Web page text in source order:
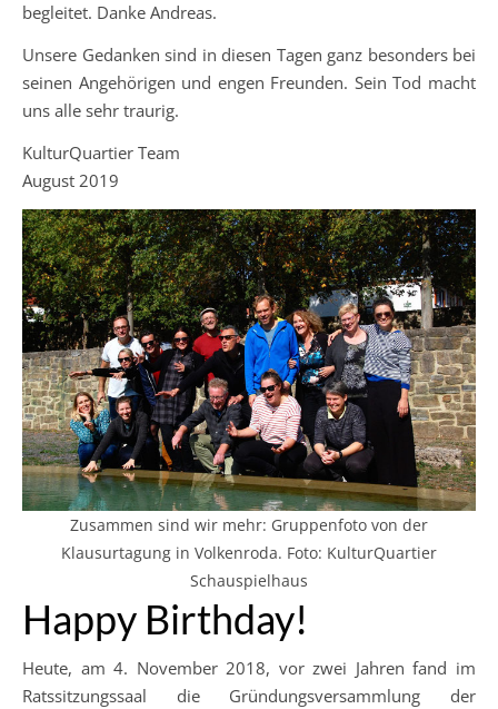
begleitet. Danke Andreas.
Unsere Gedanken sind in diesen Tagen ganz besonders bei
seinen Angehörigen und engen Freunden. Sein Tod macht
uns alle sehr traurig.
KulturQuartier Team
August 2019
Zusammen sind wir mehr: Gruppenfoto von der
Klausurtagung in Volkenroda. Foto: KulturQuartier
Schauspielhaus
Happy Birthday!
Heute, am 4. November 2018, vor zwei Jahren fand im
Ratssitzungssaal die Gründungsversammlung der